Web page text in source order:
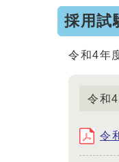
採用試
令和4年
令和
令